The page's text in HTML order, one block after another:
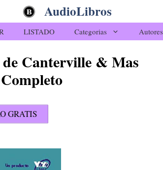
AudioLibros
LISTADO Categorias Autores
Canterville & Mas
GRATIS